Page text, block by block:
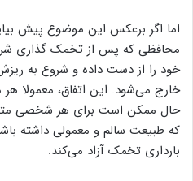
اما اگر برعکس این موضوع پیش
محافظی که پس از تخمک گذاری
خود را از دست داده و شروع به
خارج می‌شود. این اتفاق، معمولا هر
حال ممکن است برای هر شخصی
که طبیعت سالم و معمولی داشته
بارداری تخمک آزاد می‌کند.